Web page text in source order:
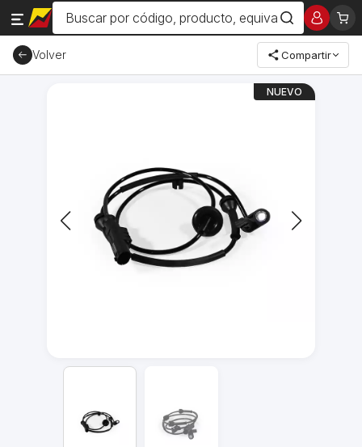
Volver Compartir
NUEVO